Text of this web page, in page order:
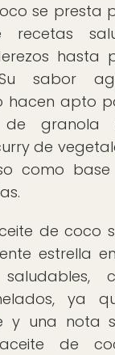
se presta
recetas
hasta
Su sabor
hacen apto
de granola
de
como
de coco
estrella
ya
y una nota
de